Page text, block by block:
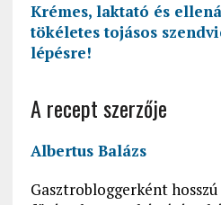
Krémes, laktató és
tökéletes tojásos
lépésre!
A recept szerzője
Albertus Balázs
Gasztrobloggerként